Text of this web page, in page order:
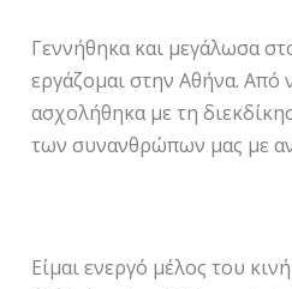
Γεννήθηκα και μεγάλωσα
εργάζομαι στην Αθήνα. Από
ασχολήθηκα με τη
των συνανθρώπων μας με
Είμαι ενεργό μέλος του